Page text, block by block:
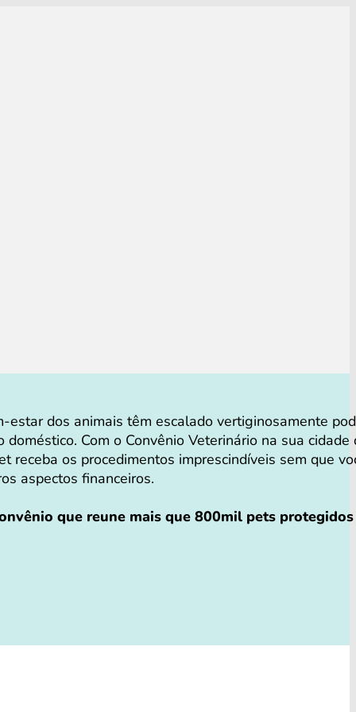
estar dos animais têm escalado vertiginosamente
doméstico. Com o Convênio Veterinário na sua cidade
receba os procedimentos imprescindíveis sem que
aspectos financeiros.
que reune mais que 800mil pets